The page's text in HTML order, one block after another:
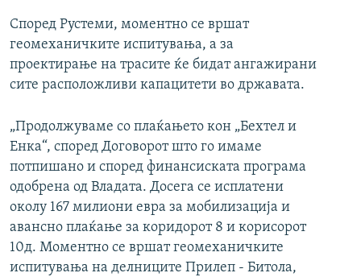
Според Рустеми, моментно се вршат
геомеханичките испитувања, а за
проектирање на трасите ќе бидат ангажирани
сите расположливи капацитети во државата.
„Продолжуваме со плаќањето кон „Бехтел и
Енка“, според Договорот што го имаме
потпишано и според финансиската програма
одобрена од Владата. Досега се исплатени
околу 167 милиони евра за мобилизација и
авансно плаќање за коридорот 8 и корисорот
10д. Моментно се вршат геомеханичките
испитувања на делниците Прилеп - Битола,